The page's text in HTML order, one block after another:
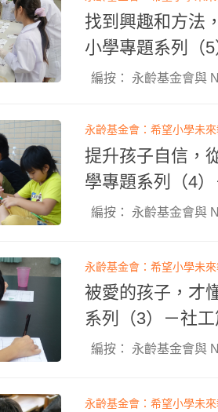
找到興趣和方法
小學專題系列（
編按： 永齡基金會與
永齡基金會：希望小學未
提升孩子自信，
學專題系列（4
編按： 永齡基金會與
永齡基金會：希望小學未
被愛的孩子，才
系列（3）－社工
編按： 永齡基金會與
永齡基金會：希望小學未